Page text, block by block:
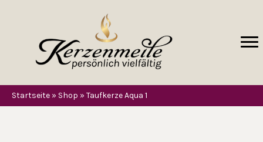
Startseite » Shop » Taufkerze Aqua 1